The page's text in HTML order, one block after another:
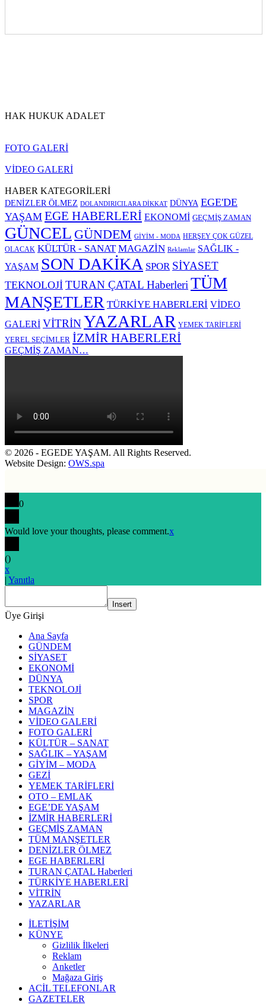
HAK HUKUK ADALET
FOTO GALERİ
VİDEO GALERİ
HABER KATEGORİLERİ
DENİZLER ÖLMEZ DOLANDIRICILARA DİKKAT DÜNYA EGE'DE
YAŞAM EGE HABERLERİ EKONOMİ GEÇMİŞ ZAMAN
GÜNCEL GÜNDEM GİYİM - MODA HERŞEY ÇOK GÜZEL
OLACAK KÜLTÜR - SANAT MAGAZİN Reklamlar SAĞLIK -
YAŞAM SON DAKİKA SPOR SİYASET
TEKNOLOJİ TURAN ÇATAL HaberleriTÜM
MANŞETLER TÜRKİYE HABERLERİ VİDEO
GALERİ VİTRİNYAZARLAR YEMEK TARİFLERİ
YEREL SEÇİMLER İZMİR HABERLERİ
GEÇMİŞ ZAMAN…
© 2026 - EGEDE YAŞAM. All Rights Reserved.
Website Design: OWS.spa
0
Would love your thoughts, please comment.x
()
x
| Yanıtla
Insert
Üye Girişi
Ana Sayfa
GÜNDEM
SİYASET
EKONOMİ
DÜNYA
TEKNOLOJİ
SPOR
MAGAZİN
VİDEO GALERİ
FOTO GALERİ
KÜLTÜR – SANAT
SAĞLIK – YAŞAM
GİYİM – MODA
GEZİ
YEMEK TARİFLERİ
OTO – EMLAK
EGE’DE YAŞAM
İZMİR HABERLERİ
GEÇMİŞ ZAMAN
TÜM MANŞETLER
DENİZLER ÖLMEZ
EGE HABERLERİ
TURAN ÇATAL Haberleri
TÜRKİYE HABERLERİ
VİTRİN
YAZARLAR
İLETİŞİM
KÜNYE
Gizlilik İlkeleri
Reklam
Anketler
Mağaza Giriş
ACİL TELEFONLAR
GAZETELER